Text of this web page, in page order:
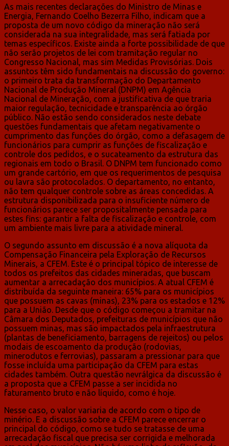
As mais recentes declarações do Ministro de Minas e
Energia, Fernando Coelho Bezerra Filho, indicam que a
proposta de um novo código da mineração não será
considerada na sua integralidade, mas será fatiada por
temas específicos. Existe ainda a forte possibilidade de que
não serão projetos de lei com tramitação regular no
Congresso Nacional, mas sim Medidas Provisórias. Dois
assuntos têm sido fundamentais na discussão do governo:
o primeiro trata da transformação do Departamento
Nacional de Produção Mineral (DNPM) em Agência
Nacional de Mineração, com a justificativa de que traria
maior regulação, tecnicidade e transparência ao órgão
público. Não estão sendo considerados neste debate
questões fundamentais que afetam negativamente o
cumprimento das funções do órgão, como a defasagem de
funcionários para cumprir as funções de fiscalização e
controle dos pedidos, e o sucateamento da estrutura das
regionais em todo o Brasil. O DNPM tem funcionado como
um grande cartório, em que os requerimentos de pesquisa
ou lavra são protocolados. O departamento, no entanto,
não tem qualquer controle sobre as áreas concedidas. A
estrutura disponibilizada para o insuficiente número de
funcionários parece ser propositalmente pensada para
estes fins: garantir a falta de fiscalização e controle, com
um ambiente mais livre para a atividade mineral.
O segundo assunto em discussão é a nova alíquota da
Compensação Financeira pela Exploração de Recursos
Minerais, a CFEM. Este é o principal tópico de interesse de
todos os prefeitos das cidades mineradas, que buscam
aumentar a arrecadação dos municípios. A atual CFEM é
distribuída da seguinte maneira: 65% para os municípios
que possuem as cavas (minas), 23% para os estados e 12%
para a União. Desde que o código começou a tramitar na
Câmara dos Deputados, prefeituras de municípios que não
possuem minas, mas são impactados pela infraestrutura
(plantas de beneficiamento, barragens de rejeitos) ou pelos
modais de escoamento da produção (rodovias,
minerodutos e ferrovias), passaram a pressionar para que
fosse incluída uma participação da CFEM para estas
cidades também. Outra questão nevrálgica da discussão é
a proposta que a CFEM passe a ser incidida no
faturamento bruto e não líquido, como é hoje.
Nesse caso, o valor variaria de acordo com o tipo de
minério. E a discussão sobre a CFEM parece encerrar o
principal do código, como se tudo se tratasse de uma
arrecadação fiscal que precisa ser corrigida e melhorada